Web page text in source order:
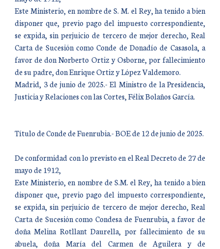
Este Ministerio, en nombre de S. M. el Rey, ha tenido a bien
disponer que, previo pago del impuesto correspondiente,
se expida, sin perjuicio de tercero de mejor derecho, Real
Carta de Sucesión como Conde de Donadío de Casasola, a
favor de don Norberto Ortiz y Osborne, por fallecimiento
de su padre, don Enrique Ortiz y López Valdemoro.
Madrid, 3 de junio de 2025.- El Ministro de la Presidencia,
Justicia y Relaciones con las Cortes, Félix Bolaños García.
Título de Conde de Fuenrubia.- BOE de 12 de junio de 2025.
De conformidad con lo previsto en el Real Decreto de 27 de
mayo de 1912,
Este Ministerio, en nombre de S.M. el Rey, ha tenido a bien
disponer que, previo pago del impuesto correspondiente,
se expida, sin perjuicio de tercero de mejor derecho, Real
Carta de Sucesión como Condesa de Fuenrubia, a favor de
doña Melina Rotllant Daurella, por fallecimiento de su
abuela, doña María del Carmen de Aguilera y de